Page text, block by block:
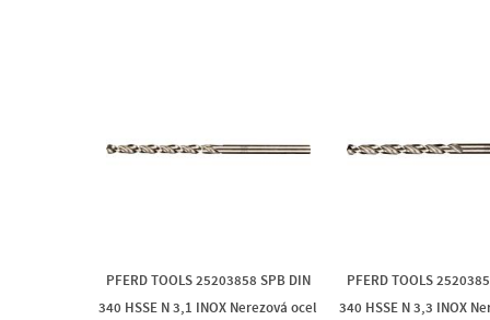
PFERD TOOLS 25203858 SPB DIN
340 HSSE N 3,1 INOX Nerezová ocel
PFERD TOOLS
340 HSSE N 3,3 INOX